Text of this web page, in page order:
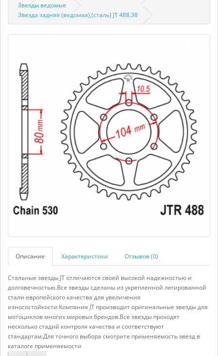
Звезды ведомые
Звезда задняя (ведомая),(сталь) JT 488.38
Описание Характеристики Отзывов (0)
Стальные звезды JT отличаются своей высокой надежностью и
долговечностью.Все звезды сделаны из укрепленной легированной
стали европейского качества для увеличения
износостойкости.Компания JT производит оригинальные звезды для
мотоциклов многих мировых брендов.Все звезды проходят
несколько стадий контроля качества и соответствуют
стандартам.Для точного выбора смотрите применяемость звезд в
каталоге применяемости